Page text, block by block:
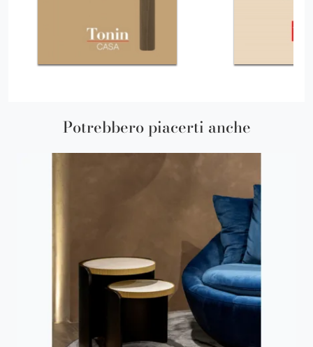
Potrebbero piacerti anche